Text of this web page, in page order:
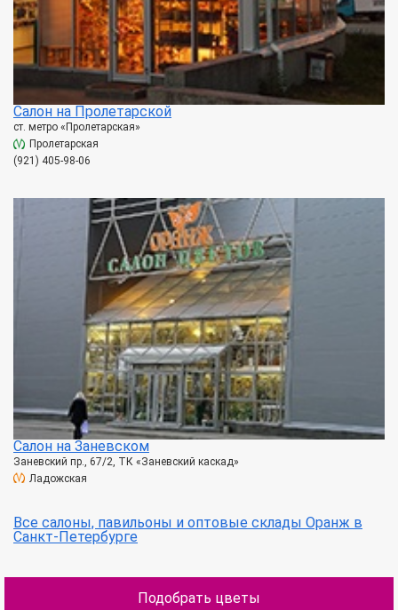
Салон на Пролетарской
ст. метро «Пролетарская»
Пролетарская
(921) 405-98-06
Салон на Заневском
Заневский пр., 67/2, ТК «Заневский каскад»
Ладожская
Все салоны, павильоны и оптовые склады Оранж в
Санкт-Петербурге
Подобрать цветы